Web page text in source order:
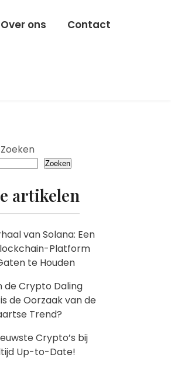
Over ons Contact
Zoeken
Zoeken
artikelen
van Solana: Een
Platform
te Houden
de Crypto Daling
de Oorzaak van de
Trend?
Crypto’s bij
Up-to-Date!